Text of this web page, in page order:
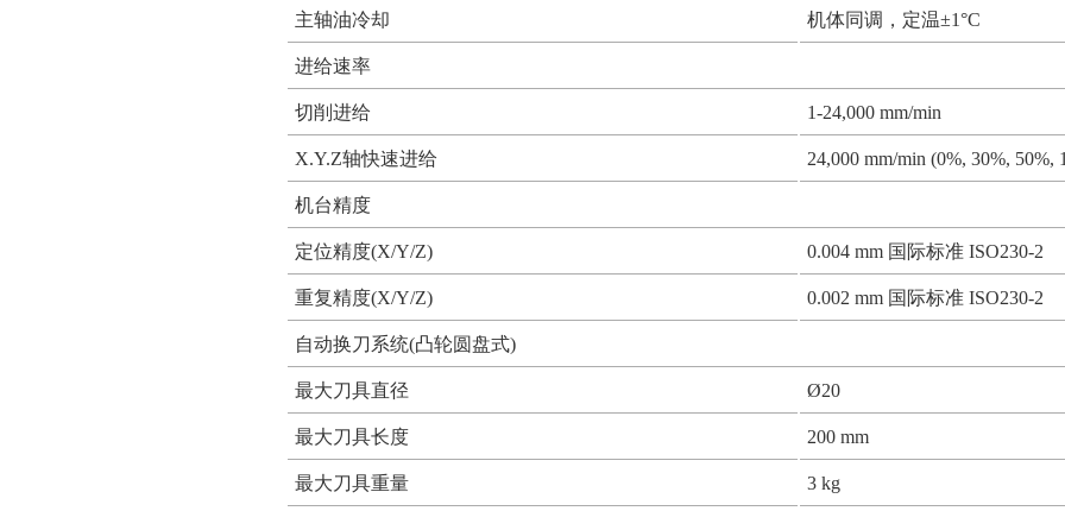
主轴油冷却 机体同调，定温±1°C
进给速率
切削进给 1-24,000 mm/min
X.Y.Z轴快速进给 24,000 mm/min (0%, 30%, 50%,
机台精度
定位精度(X/Y/Z) 0.004 mm 国际标准 ISO230-2
重复精度(X/Y/Z) 0.002 mm 国际标准 ISO230-2
自动换刀系统(凸轮圆盘式)
最大刀具直径 Ø20
最大刀具长度 200 mm
最大刀具重量 3 kg